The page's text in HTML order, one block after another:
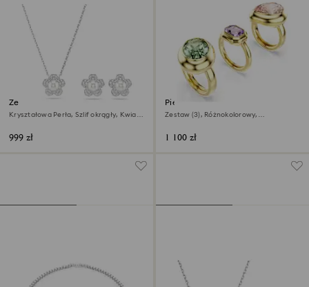
Zestaw Ariana Grande x
Swarovski
Kryształowa Perła, Szlif okrągły, Kwiat,
999 zł
Pierścionek z motywem Gema
Zestaw (3), Różnokolorowy,
1 100 zł